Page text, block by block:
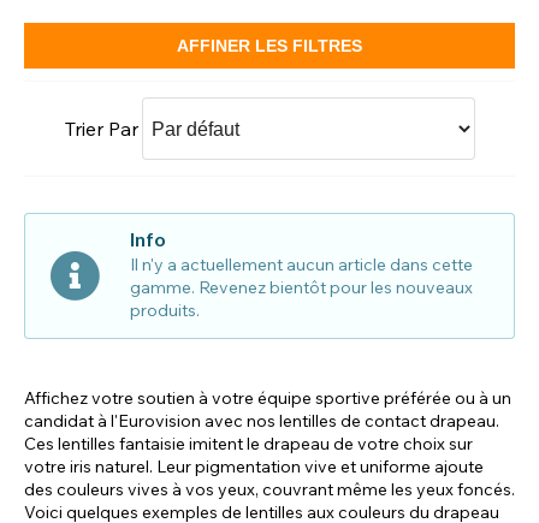
AFFINER LES FILTRES
Trier Par
Info
Il n'y a actuellement aucun article dans cette
gamme. Revenez bientôt pour les nouveaux
produits.
Affichez votre soutien à votre équipe sportive préférée ou à un
candidat à l'Eurovision avec nos lentilles de contact drapeau.
Ces lentilles fantaisie imitent le drapeau de votre choix sur
votre iris naturel. Leur pigmentation vive et uniforme ajoute
des couleurs vives à vos yeux, couvrant même les yeux foncés.
Voici quelques exemples de lentilles aux couleurs du drapeau